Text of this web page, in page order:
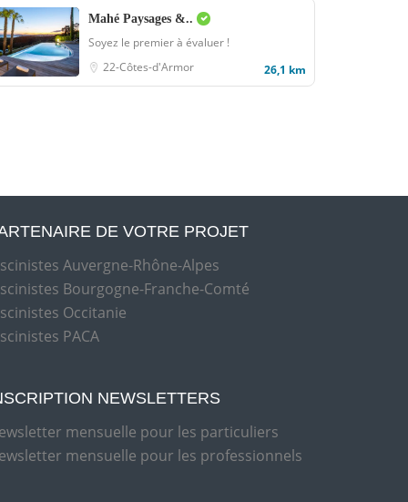
Mahé Paysages &..
Soyez le premier à évaluer !
22-Côtes-d'Armor
26,1 km
DE VOTRE PROJET
Auvergne-Rhône-Alpes
Bourgogne-Franche-Comté
Occitanie
PACA
NEWSLETTERS
mensuelle pour les particuliers
mensuelle pour les professionnels